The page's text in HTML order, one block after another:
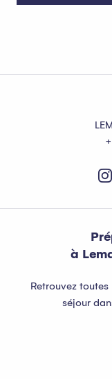
à
Retrouvez
séjour